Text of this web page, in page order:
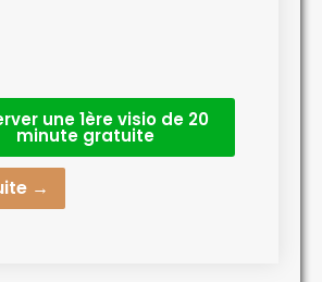
une 1ère visio de 20
minute gratuite
→